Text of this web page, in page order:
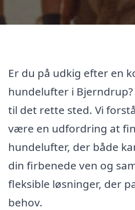
Er du på udkig efter en
hundelufter i
til det rette sted. Vi
være en udfordring at
hundelufter, der både
din firbenede ven og
fleksible løsninger, der
behov.